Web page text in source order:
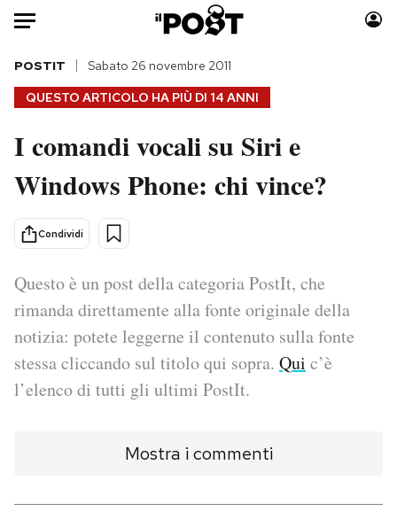
Auto
HOME
Italia
Politica
Tecnologia
Internet
Scienza
Cultura
Moda
Consumismi
Media
Europa
QUESTO ARTICOLO HA PIÙ DI 14 ANNI
POSTIT Sabato 26 novembre 2011
I comandi vocali su Siri e
Windows Phone: chi vince?
Condividi
Questo è un post della categoria PostIt, che
rimanda direttamente alla fonte originale della
notizia: potete leggerne il contenuto sulla fonte
stessa cliccando sul titolo qui sopra. Qui c’è
l’elenco di tutti gli ultimi PostIt.
Mostra i commenti